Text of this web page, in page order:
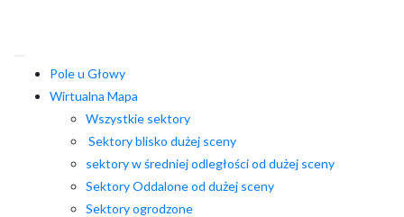
Pole u Głowy
Wirtualna Mapa
Wszystkie sektory
Sektory blisko dużej sceny
sektory w średniej odległości od dużej sceny
Sektory Oddalone od dużej sceny
Sektory ogrodzone